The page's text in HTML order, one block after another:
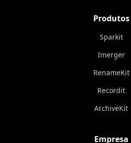
Produtos
Sparkit
Imerger
RenameKit
Recordit
ArchiveKit
Empresa